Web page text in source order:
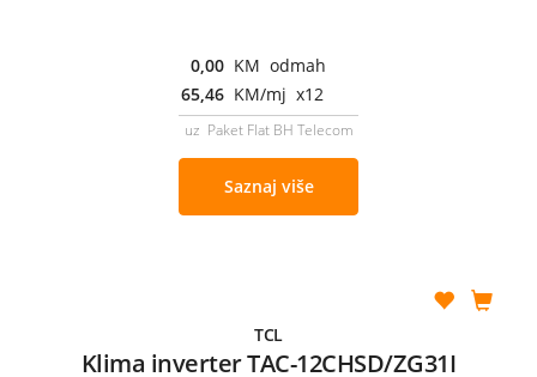
0,00 KM odmah
65,46 KM/mj x12
uz Paket Flat BH Telecom
Saznaj više
TCL
Klima inverter TAC-12CHSD/ZG31I